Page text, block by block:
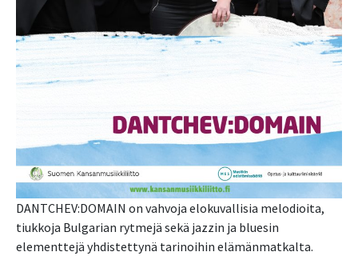
DANTCHEV:DOMAIN on vahvoja elokuvallisia melodioita,
tiukkoja Bulgarian rytmejä sekä jazzin ja bluesin
elementtejä yhdistettynä tarinoihin elämänmatkalta.